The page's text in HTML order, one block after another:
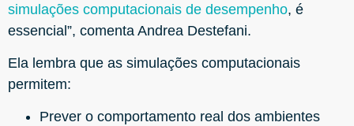
simulações computacionais de desempenho, é
essencial”, comenta Andrea Destefani.
Ela lembra que as simulações computacionais
permitem:
Prever o comportamento real dos ambientes